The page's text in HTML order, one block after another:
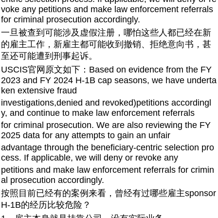
voke any petitions and make law enforcement referrals
for criminal prosecution accordingly.
一旦被查到可能涉及虚假注册，哪怕这些人都已经在新
的雇主工作，新雇主都可能收到撤销、拒绝意向书，甚
至还可能遭到刑事起诉。
USCIS官网原文如下：Based on evidence from the FY
2023 and FY 2024 H-1B cap seasons, we have underta
ken extensive fraud
investigations,denied and revoked)petitions accordingl
y, and continue to make law enforcement referrals
for criminal prosecution. We are also reviewing the FY
2025 data for any attempts to gain an unfair
advantage through the beneficiary-centric selection pro
cess. If applicable, we will deny or revoke any
petitions and make law enforcement referrals for crimin
al prosecution accordingly.
按照目前已经有的案例来看，曾经有过哪些雇主sponsor
H-1B的经历比较危险？